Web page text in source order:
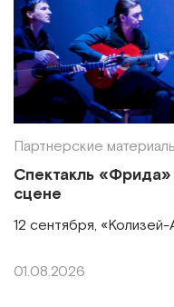
Партнерские
Спектакль
сцене
12 сентября,
01.08.2026